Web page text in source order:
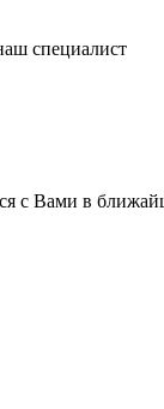
специалист
с Вами в